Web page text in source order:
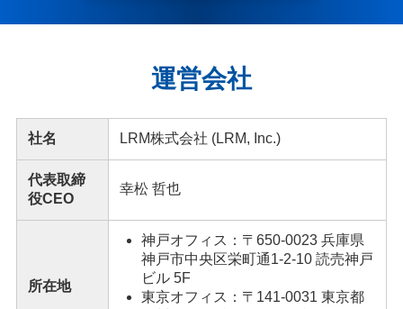
運営会社
社名 LRM株式会社 (LRM, Inc.)
代表取締
役CEO
幸松 哲也
所在地
神戸オフィス：〒650-0023 兵庫県
神戸市中央区栄町通1-2-10 読売神戸
ビル 5F
東京オフィス：〒141-0031 東京都